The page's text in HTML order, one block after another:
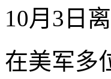
10月3日离
在美军多